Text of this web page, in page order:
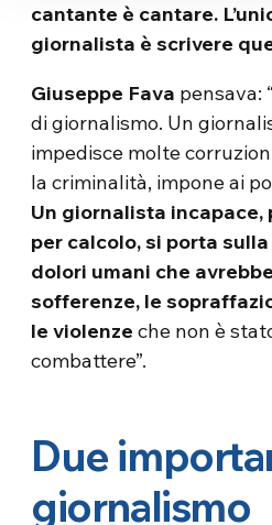
cantante è cantare.
giornalista è scrivere
Giuseppe Fava pensava:
di giornalismo. Un
impedisce molte
la criminalità, impone ai
Un giornalista
per calcolo, si porta
dolori umani che
sofferenze, le
le violenze che non è
combattere”.
Due
giornalismo